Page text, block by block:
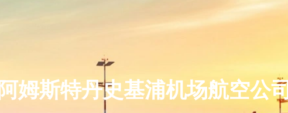
阿姆斯特丹史基浦机场航空公司